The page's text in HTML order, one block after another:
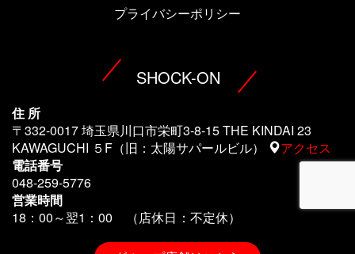
プライバシーポリシー
SHOCK-ON
住 所
〒332-0017 埼玉県川口市栄町3-8-15 THE KINDAI 23
KAWAGUCHI ５F（旧：太陽サパールビル）
アクセス
電話番号
048-259-5776
営業時間
18：00～翌1 ：00 （店休日：不定休）